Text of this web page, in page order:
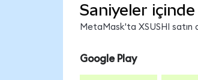
Saniyeler
MetaMask'ta XSUSHI satın
Google Play